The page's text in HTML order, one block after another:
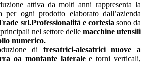
attiva da molti anni rappresenta la
per ogni prodotto elaborato dall’azienda
srl.Professionalità e cortesiasono da
nel settore delle macchine utensili
numerico.
di fresatrici-alesatrici nuove a
oa montante lateralee torni verticali,